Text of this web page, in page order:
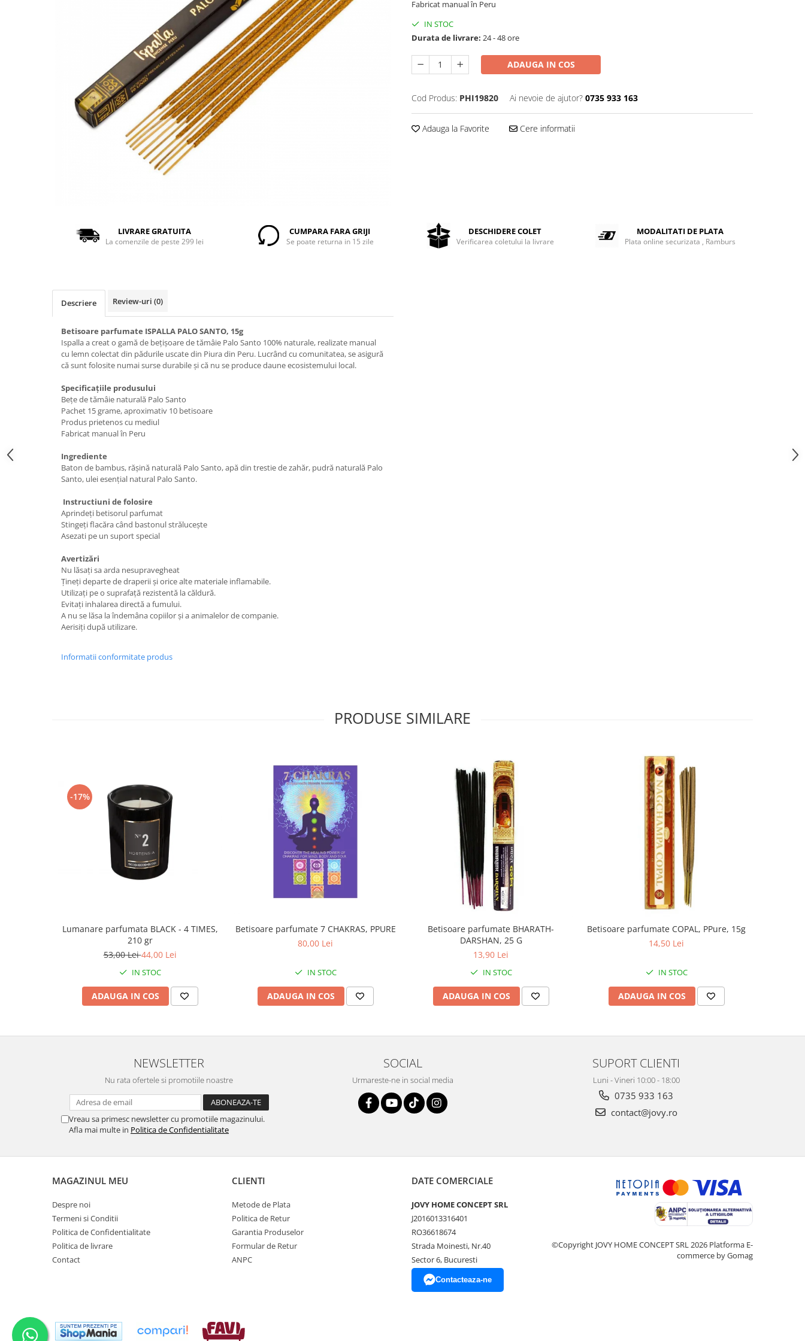
Fabricat manual în Peru
IN STOC
Durata de livrare: 24 - 48 ore
ADAUGA IN COS
Cod Produs: PHI19820 Ai nevoie de ajutor? 0735 933 163
Adauga la Favorite Cere informatii
LIVRARE GRATUITA
La comenzile de peste 299 lei
CUMPARA FARA GRIJI
Se poate returna in 15 zile
DESCHIDERE COLET
Verificarea coletului la livrare
MODALITATI DE PLATA
Plata online securizata , Ramburs
Descriere Review-uri (0)
Betisoare parfumate ISPALLA PALO SANTO, 15g
Ispalla a creat o gamă de bețișoare de tămâie Palo Santo 100% naturale, realizate manual
cu lemn colectat din pădurile uscate din Piura din Peru. Lucrând cu comunitatea, se asigură
că sunt folosite numai surse durabile și că nu se produce daune ecosistemului local.
Specificațiile produsului
Bețe de tămâie naturală Palo Santo
Pachet 15 grame, aproximativ 10 betisoare
Produs prietenos cu mediul
Fabricat manual în Peru
Ingrediente
Baton de bambus, rășină naturală Palo Santo, apă din trestie de zahăr, pudră naturală Palo
Santo, ulei esențial natural Palo Santo.
Instructiuni de folosire
Aprindeți betisorul parfumat
Stingeți flacăra când bastonul strălucește
Asezati pe un suport special
Avertizări
Nu lăsați sa arda nesupravegheat
Țineți departe de draperii și orice alte materiale inflamabile.
Utilizați pe o suprafață rezistentă la căldură.
Evitați inhalarea directă a fumului.
A nu se lăsa la îndemâna copiilor și a animalelor de companie.
Aerisiți după utilizare.
Informatii conformitate produs
PRODUSE SIMILARE
-17%
Lumanare parfumata BLACK - 4 TIMES,
210 gr
53,00 Lei44,00 Lei
IN STOC
ADAUGA IN COS
Betisoare parfumate 7 CHAKRAS, PPURE
80,00 Lei
IN STOC
ADAUGA IN COS
Betisoare parfumate BHARATH-
DARSHAN, 25 G
13,90 Lei
IN STOC
ADAUGA IN COS
Betisoare parfumate COPAL, PPure, 15g
14,50 Lei
IN STOC
ADAUGA IN COS
NEWSLETTER
Nu rata ofertele si promotiile noastre
Vreau sa primesc newsletter cu promotiile magazinului.
Afla mai multe in Politica de Confidentialitate
SOCIAL
Urmareste-ne in social media
SUPORT CLIENTI
Luni - Vineri 10:00 - 18:00
0735 933 163
contact@jovy.ro
MAGAZINUL MEU
Despre noi
Termeni si Conditii
Politica de Confidentialitate
Politica de livrare
Contact
CLIENTI
Metode de Plata
Politica de Retur
Garantia Produselor
Formular de Retur
ANPC
DATE COMERCIALE
JOVY HOME CONCEPT SRL
J2016013316401
RO36618674
Strada Moinesti, Nr.40
Sector 6, Bucuresti
Contacteaza-ne
©Copyright JOVY HOME CONCEPT SRL 2026 Platforma E-
commerce by Gomag